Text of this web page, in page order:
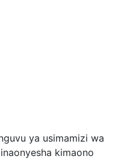
ya usimamizi wa
kimaono